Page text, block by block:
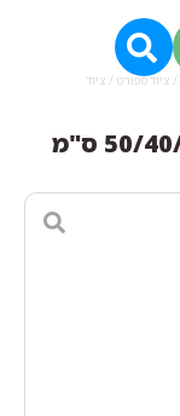
/ ציוד ספורט / ציוד